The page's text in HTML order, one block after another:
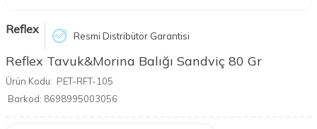
Reflex Resmi Distribütör Garantisi
Reflex Tavuk&Morina Balığı Sandviç 80 Gr
Ürün Kodu: PET-RFT-105
Barkod: 8698995003056